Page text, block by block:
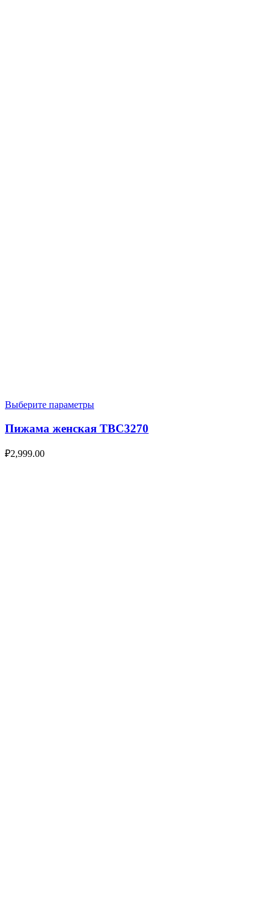
Выберите параметры
Пижама женская TBC3270
₽2,999.00